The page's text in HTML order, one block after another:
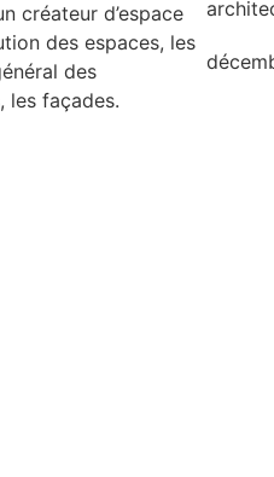
créateur d’espace
des espaces, les
des
les façades.